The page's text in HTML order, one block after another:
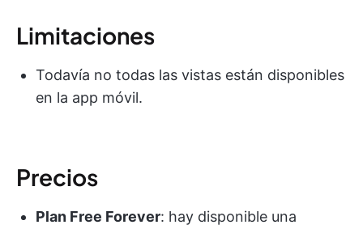
Limitaciones
Todavía no todas las vistas están disponibles
en la app móvil.
Precios
Plan Free Forever: hay disponible una